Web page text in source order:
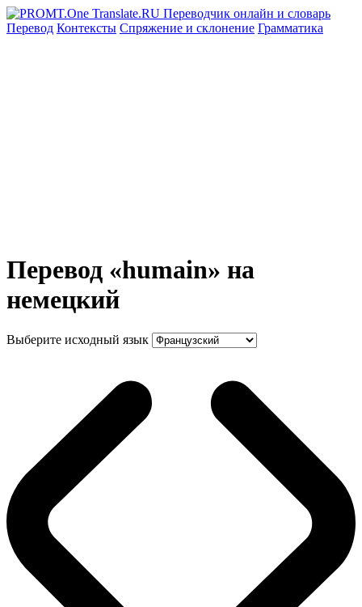
Перевод Контексты Спряжение и склонение Грамматика
Перевод «humain» на
немецкий
Выберите исходный язык